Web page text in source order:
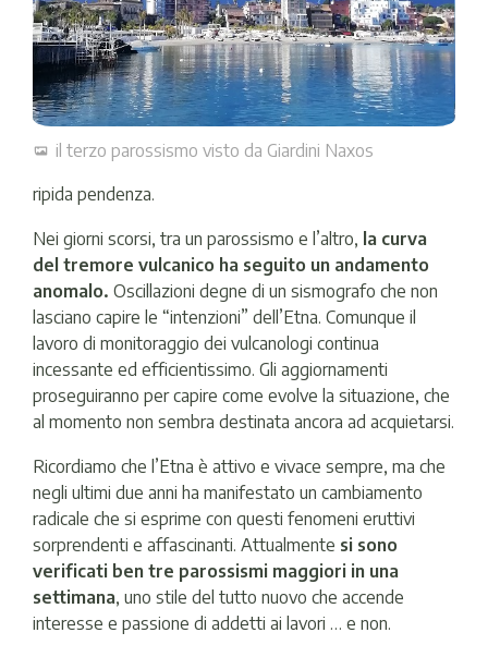
il terzo parossismo visto da Giardini Naxos
ripida pendenza.
Nei giorni scorsi, tra un parossismo e l’altro, la curva
del tremore vulcanico ha seguito un andamento
anomalo. Oscillazioni degne di un sismografo che non
lasciano capire le “intenzioni” dell’Etna. Comunque il
lavoro di monitoraggio dei vulcanologi continua
incessante ed efficientissimo. Gli aggiornamenti
proseguiranno per capire come evolve la situazione, che
al momento non sembra destinata ancora ad acquietarsi.
Ricordiamo che l’Etna è attivo e vivace sempre, ma che
negli ultimi due anni ha manifestato un cambiamento
radicale che si esprime con questi fenomeni eruttivi
sorprendenti e affascinanti. Attualmente si sono
verificati ben tre parossismi maggiori in una
settimana, uno stile del tutto nuovo che accende
interesse e passione di addetti ai lavori … e non.